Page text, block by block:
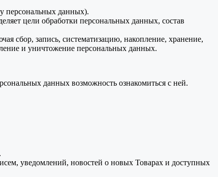
персональных данных).
цели обработки персональных данных, состав
сбор, запись, систематизацию, накопление, хранение,
и уничтожение персональных данных.
данных возможность ознакомиться с ней.
уведомлений, новостей о новых Товарах и доступных